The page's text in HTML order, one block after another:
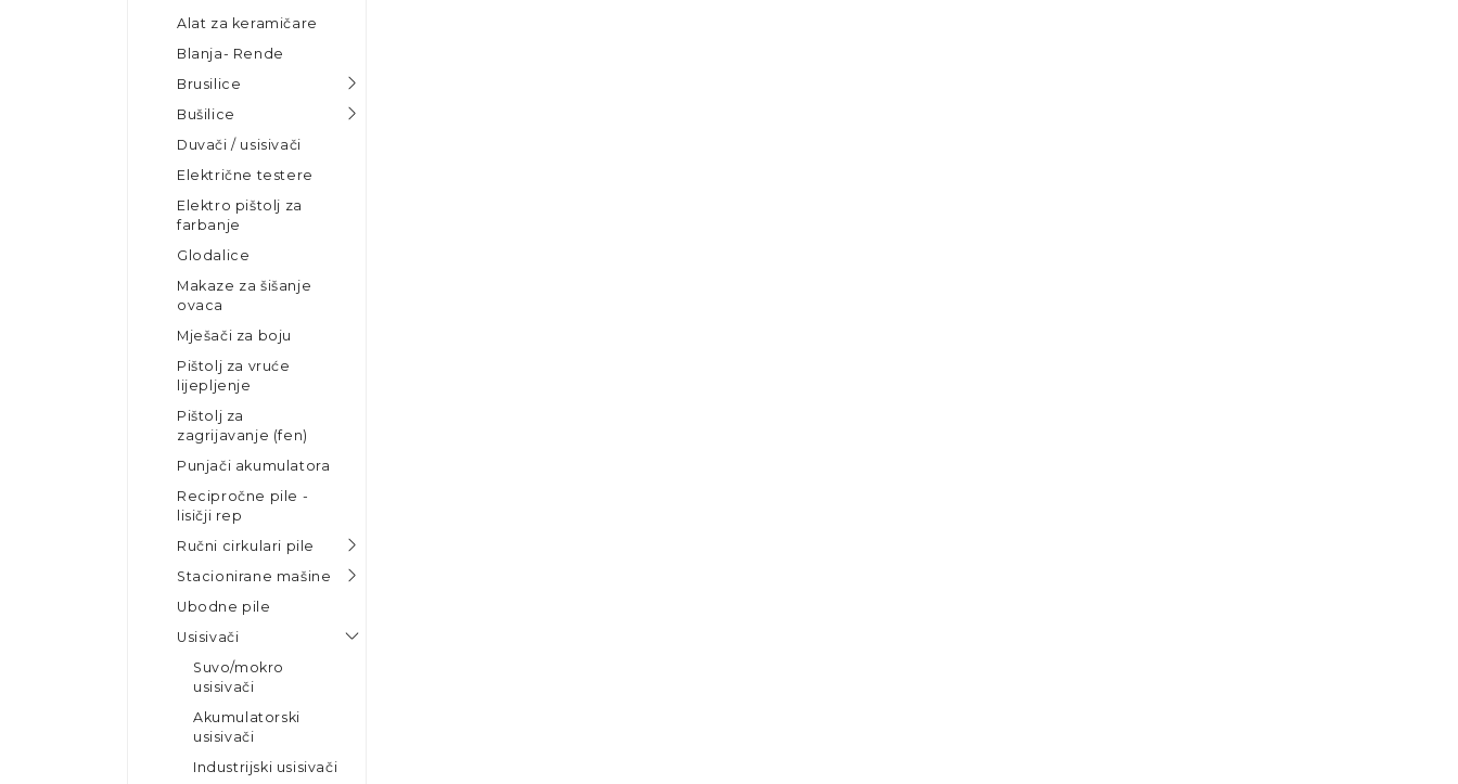
Alat za keramičare
Blanja- Rende
Brusilice
Bušilice
Duvači / usisivači
Električne testere
Elektro pištolj za
farbanje
Glodalice
Makaze za šišanje
ovaca
Mješači za boju
Pištolj za vruće
lijepljenje
Pištolj za
zagrijavanje (fen)
Punjači akumulatora
Recipročne pile -
lisičji rep
Ručni cirkulari pile
Stacionirane mašine
Ubodne pile
Usisivači
Suvo/mokro
usisivači
Akumulatorski
usisivači
Industrijski usisivači